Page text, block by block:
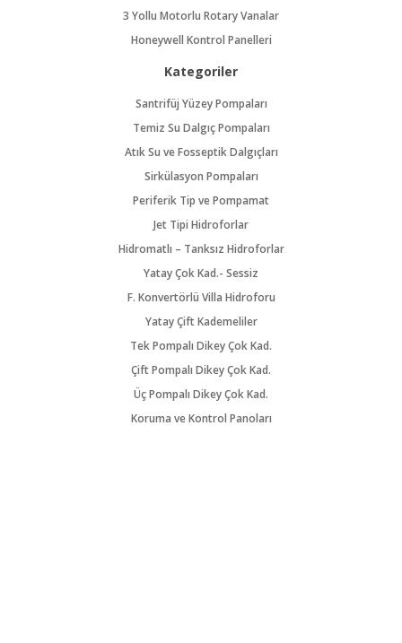
3 Yollu Motorlu Rotary Vanalar
Honeywell Kontrol Panelleri
Kategoriler
Santrifüj Yüzey Pompaları
Temiz Su Dalgıç Pompaları
Atık Su ve Fosseptik Dalgıçları
Sirkülasyon Pompaları
Periferik Tip ve Pompamat
Jet Tipi Hidroforlar
Hidromatlı – Tanksız Hidroforlar
Yatay Çok Kad.- Sessiz
F. Konvertörlü Villa Hidroforu
Yatay Çift Kademeliler
Tek Pompalı Dikey Çok Kad.
Çift Pompalı Dikey Çok Kad.
Üç Pompalı Dikey Çok Kad.
Koruma ve Kontrol Panoları